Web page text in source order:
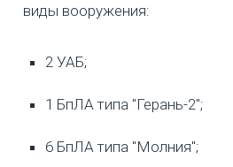
виды вооружения:
2 УАБ;
1 БпЛА типа "Герань-2";
6 БпЛА типа "Молния";